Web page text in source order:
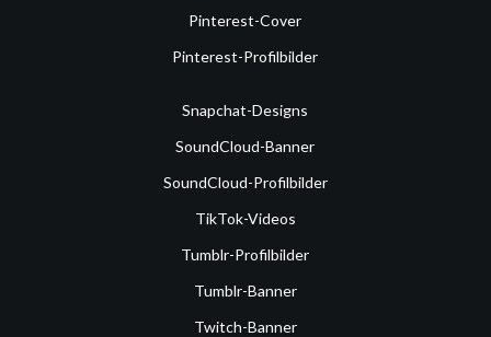
Pinterest-Cover
Pinterest-Profilbilder
Snapchat-Designs
SoundCloud-Banner
SoundCloud-Profilbilder
TikTok-Videos
Tumblr-Profilbilder
Tumblr-Banner
Twitch-Banner